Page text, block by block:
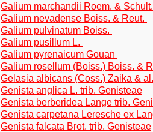
Galium marchandii Roem. &
Galium nevadense Boiss. & Reut.
Galium pulvinatum Boiss.
Galium pusillum L.
Galium pyrenaicum Gouan
Galium rosellum (Boiss.) Boiss. &
Gelasia albicans (Coss.) Zaika &
Genista anglica L. trib. Genisteae
Genista berberidea Lange trib.
Genista carpetana Leresche ex
Genista falcata Brot. trib. Genisteae